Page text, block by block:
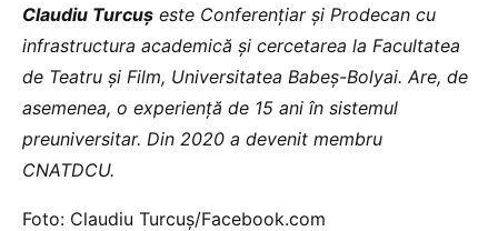
Claudiu Turcuș este Conferențiar și Prodecan cu
infrastructura academică şi cercetarea la Facultatea
de Teatru şi Film, Universitatea Babeş-Bolyai. Are, de
asemenea, o experienţă de 15 ani în sistemul
preuniversitar. Din 2020 a devenit membru
CNATDCU.
Foto: Claudiu Turcuș/Facebook.com